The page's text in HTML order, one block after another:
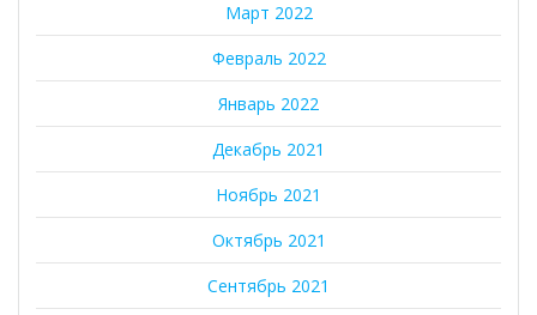
Март 2022
Февраль 2022
Январь 2022
Декабрь 2021
Ноябрь 2021
Октябрь 2021
Сентябрь 2021